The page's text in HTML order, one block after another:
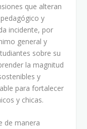
que alteran
y
incidente, por
general y
sobre su
la magnitud
y
para fortalecer
y chicas.
de manera